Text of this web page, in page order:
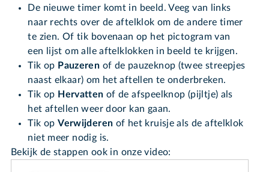
De nieuwe timer komt in beeld. Veeg van links
naar rechts over de aftelklok om de andere timer
te zien. Of tik bovenaan op het pictogram van
een lijst om alle aftelklokken in beeld te krijgen.
Tik op Pauzeren of de pauzeknop (twee streepjes
naast elkaar) om het aftellen te onderbreken.
Tik op Hervatten of de afspeelknop (pijltje) als
het aftellen weer door kan gaan.
Tik opVerwijderen of het kruisje als de aftelklok
niet meer nodig is.
Bekijk de stappen ook in onze video: